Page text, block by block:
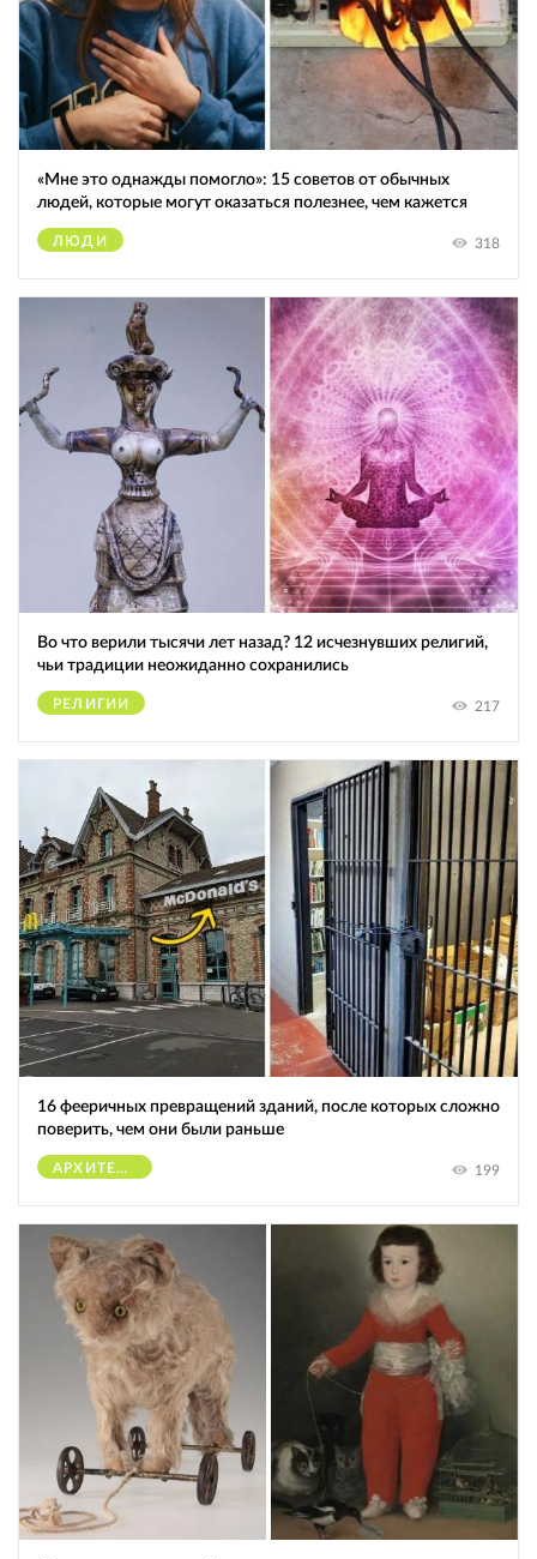
«Мне это однажды помогло»: 15 советов от обычных
людей, которые могут оказаться полезнее, чем кажется
ЛЮДИ 318
Во что верили тысячи лет назад? 12 исчезнувших религий,
чьи традиции неожиданно сохранились
РЕЛИГИИ 217
16 фееричных превращений зданий, после которых сложно
поверить, чем они были раньше
АРХИТЕКТУРА 199